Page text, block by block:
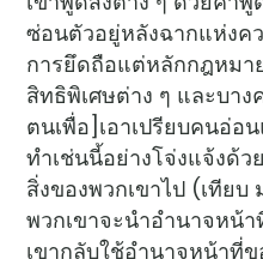
ซ่อนตัวอยู่หลังฉากแห่งค
การยึดถือแต่หลักกฎหมา
สิทธิพิเศษต่าง ๆ และบา
ตนเพื่อ]เอาเปรียบคนอ่อ
ทำเช่นนี้อย่างโจ่งแจ้งด้ว
สิ่งของพวกเขาไป (เทีย
พวกเขาจะนำอำนาจหน้
เขากลับใช้อำนาจหน้าที่